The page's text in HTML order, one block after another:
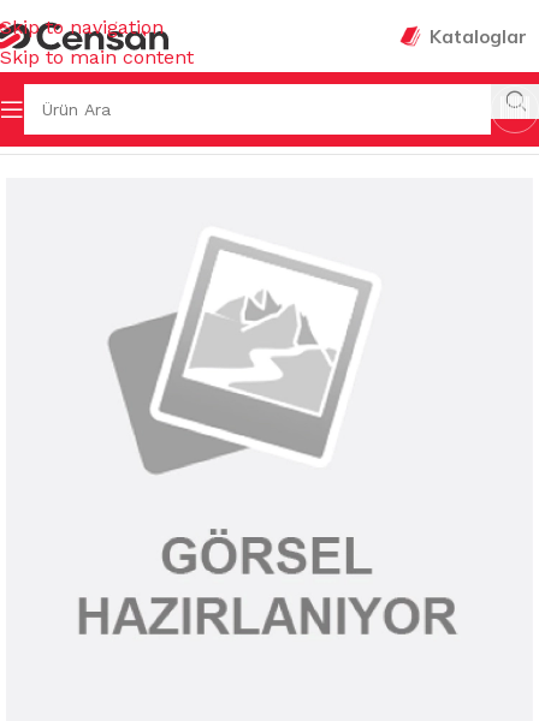
Skip to navigation
Skip to main content
Kataloglar
MUHTELİF MUTFAK EŞYALARI